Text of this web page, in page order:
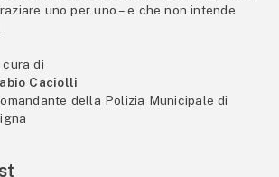
uno per uno – e che non intende
cura di
Caciolli
della Polizia Municipale di